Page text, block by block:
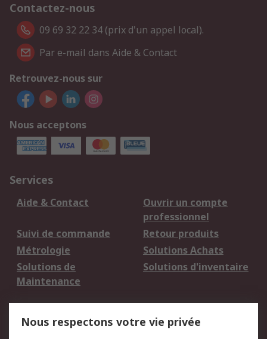
Contactez-nous
09 69 32 22 34 (prix d'un appel local).
Par e-mail dans Aide & Contact
Retrouvez-nous sur
Nous acceptons
Services
Aide & Contact
Ouvrir un compte
professionnel
Suivi de commande
Retour produits
Métrologie
Solutions Achats
Solutions de
Maintenance
Solutions d'inventaire
Nous respectons votre vie privée